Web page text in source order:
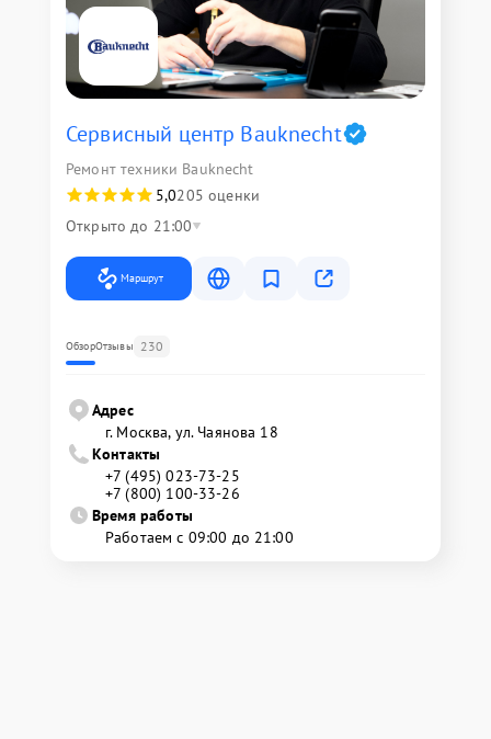
Сервисный центр Bauknecht
Ремонт техники Bauknecht
5,0205 оценки
Открыто до 21:00
Маршрут
ОбзорОтзывы 230
Адрес
г. Москва, ул. Чаянова 18
Контакты
+7 (495) 023-73-25
+7 (800) 100-33-26
Время работы
Работаем с 09:00 до 21:00